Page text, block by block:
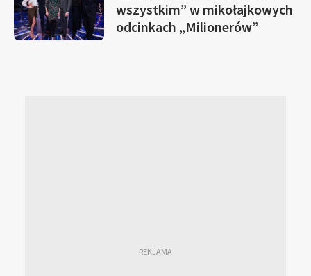
wszystkim” w mikołajkowych
odcinkach „Milionerów”